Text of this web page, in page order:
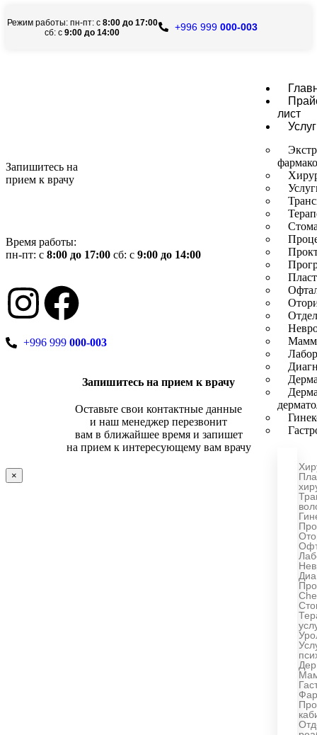
Режим работы: пн-пт: с 8:00 до 17:00
сб: с 9:00 до 14:00 +996 999 000-003
лист
Запишитесь на
прием к врачу
Время работы:
пн-пт: с 8:00 до 17:00 сб: с 9:00 до 14:00
+996 999 000-003
Запишитесь на прием к врачу
Оставьте свои контактные данные
и наш менеджер перезвонит
вам в ближайшее время и запишет
на прием к интересующему вам врачу
×